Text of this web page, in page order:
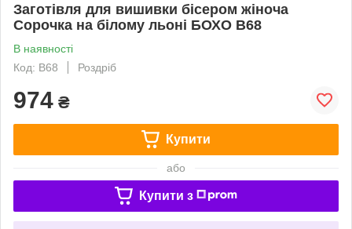
Заготівля для вишивки бісером жіноча
Сорочка на білому льоні БОХО В68
В наявності
Код: В68
Роздріб
974 ₴
Купити
або
Купити з